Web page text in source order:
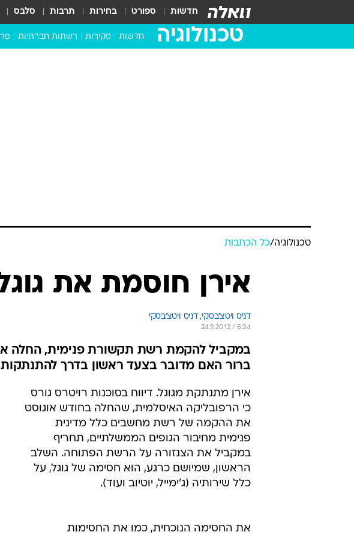
חדשות ספורט בחירות תרבות סלבס
טכנולוגיה חדשות סקירות רשתות חברתיות
טכנולוגיה/כל הכתבות
אירן חוסמת את
דניס ויטצ'בסקי, דניס ויטצ'בסקי
24.9.2012 / 8:24
במקביל להקמת רשת תקשורת פנימית, החלה
ברור האם מדובר בצעד ראשון בדרך
אירן מתנתקת מגוגל. דיווח בסוכנות רויטרס גורס
כי הרפובליקה האיסלמית, שהחלה בחודש אוגוסט
את ההקמה של רשת מחשבים כלל מדינית
פנימית מחיבור הגופים הממשלתיים, תחריף
במקביל את הצנזורה על הרשת הפתוחה. השלב
הראשון, שמיושם כרגע, הוא חסימה של גוגל, על
כלל שירותיה (ג'ימייל, יוטיוב ועוד).
את החסימה הנוכחית, כמו את החסימות